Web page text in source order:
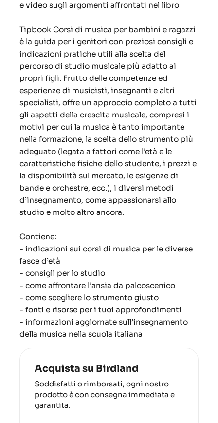
e video sugli argomenti affrontati nel libro
Tipbook Corsi di musica per bambini e ragazzi
è la guida per i genitori con preziosi consigli e
indicazioni pratiche utili alla scelta del
percorso di studio musicale più adatto ai
propri figli. Frutto delle competenze ed
esperienze di musicisti, insegnanti e altri
specialisti, offre un approccio completo a tutti
gli aspetti della crescita musicale, compresi i
motivi per cui la musica è tanto importante
nella formazione, la scelta dello strumento più
adeguato (legata a fattori come l’età e le
caratteristiche fisiche dello studente, i prezzi e
la disponibilità sul mercato, le esigenze di
bande e orchestre, ecc.), i diversi metodi
d’insegnamento, come appassionarsi allo
studio e molto altro ancora.
Contiene:
- indicazioni sui corsi di musica per le diverse
fasce d’età
- consigli per lo studio
- come affrontare l’ansia da palcoscenico
- come scegliere lo strumento giusto
- fonti e risorse per i tuoi approfondimenti
- informazioni aggiornate sull’insegnamento
della musica nella scuola italiana
Acquista su Birdland
Soddisfatti o rimborsati, ogni nostro
prodotto è con consegna immediata e
garantita.